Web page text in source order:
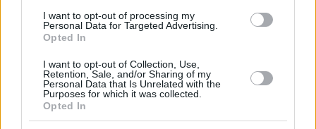
I want to opt-out of processing my
Personal Data for Targeted Advertising.
Opted In
I want to opt-out of Collection, Use,
Retention, Sale, and/or Sharing of my
Personal Data that Is Unrelated with the
Purposes for which it was collected.
Opted In
*
*
Website